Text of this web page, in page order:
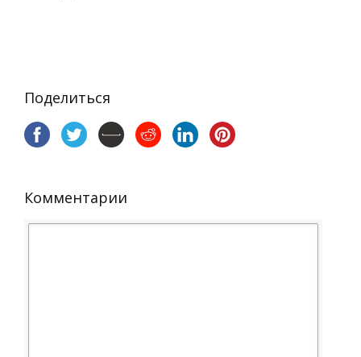
Поделиться
Комментарии